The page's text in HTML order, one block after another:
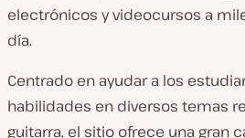
electrónicos y videocursos a
día.
Centrado en ayudar a los
habilidades en diversos temas
guitarra, el sitio ofrece una gran